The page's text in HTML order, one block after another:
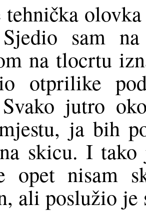
tehnička
sam na
na tlocrtu
otprilike
jutro
ja bih
skicu. I tako
opet nisam
ali poslužio